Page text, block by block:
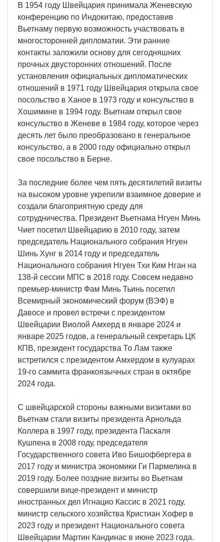
В 1954 году Швейцария принимала Женевскую
конференцию по Индокитаю, предоставив
Вьетнаму первую возможность участвовать в
многосторонней дипломатии. Эти ранние
контакты заложили основу для сегодняшних
прочных двусторонних отношений. После
установления официальных дипломатических
отношений в 1971 году Швейцария открыла свое
посольство в Ханое в 1973 году и консульство в
Хошимине в 1994 году. Вьетнам открыл свое
консульство в Женеве в 1984 году, которое через
десять лет было преобразовано в генеральное
консульство, а в 2000 году официально открыл
свое посольство в Берне.
За последние более чем пять десятилетий визиты
на высоком уровне укрепили взаимное доверие и
создали благоприятную среду для
сотрудничества. Президент Вьетнама Нгуен Минь
Чиет посетил Швейцарию в 2010 году, затем
председатель Национального собрания Нгуен
Шинь Хунг в 2014 году и председатель
Национального собрания Нгуен Тхи Ким Нган на
138-й сессии МПС в 2018 году. Совсем недавно
премьер-министр Фам Минь Тьинь посетил
Всемирный экономический форум (ВЭФ) в
Давосе и провел встречи с президентом
Швейцарии Виолой Амхерд в январе 2024 и
январе 2025 годов, а генеральный секретарь ЦК
КПВ, президент государства То Лам также
встретился с президентом Амхердом в кулуарах
19-го саммита франкоязычных стран в октябре
2024 года.
С швейцарской стороны важными визитами во
Вьетнам стали визиты президента Арнольда
Коллера в 1997 году, президента Паскаля
Кушпена в 2008 году, председателя
Государственного совета Иво Бишофбергера в
2017 году и министра экономики Ги Пармелина в
2019 году. Более поздние визиты во Вьетнам
совершили вице-президент и министр
иностранных дел Игнацио Кассис в 2021 году,
министр сельского хозяйства Кристиан Хофер в
2023 году и президент Национального совета
Швейцарии Мартин Кандинас в июне 2023 года.